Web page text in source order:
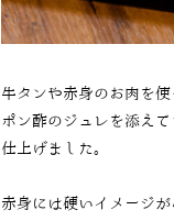
牛タンや赤身のお肉を
ポン酢のジュレを添え
仕上げました。
赤身には硬いイメージ